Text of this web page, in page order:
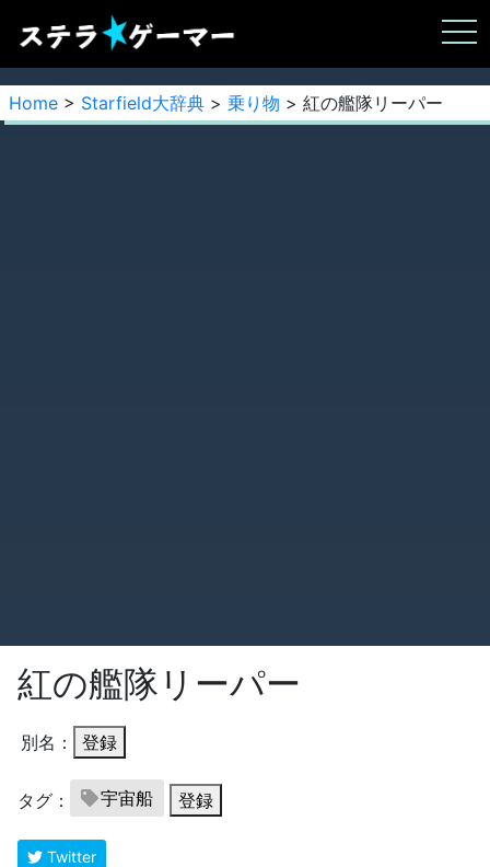
Home > Starfield大辞典 > 乗り物 > 紅の艦隊リーパー
紅の艦隊リーパー
別名： 登録
タグ： 宇宙船 登録
Twitter